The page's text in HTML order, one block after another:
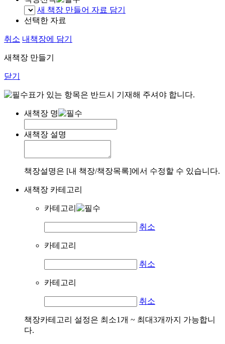
새 책장 만들어 자료 담기
선택한 자료
취소 내책장에 담기
새책장 만들기
닫기
표가 있는 항목은 반드시 기재해 주셔야 합니다.
새책장 명
새책장 설명
책장설명은 [내 책장/책장목록]에서 수정할 수 있습니다.
새책장 카테고리
카테고리
취소
카테고리
취소
카테고리
취소
책장카테고리 설정은 최소1개 ~ 최대3개까지 가능합니
다.